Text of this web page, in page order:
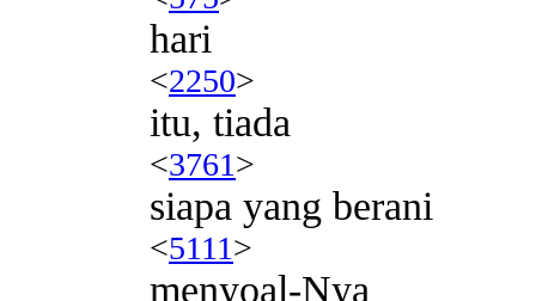
hari
<2250>
itu, tiada
<3761>
siapa yang berani
<5111>
menyoal-Nya